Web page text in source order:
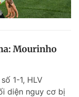
Mourinho
1-1, HLV
diện nguy cơ bị